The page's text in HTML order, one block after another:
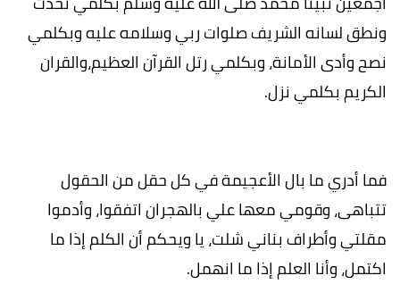
ونطق لسانه الشريف صلوات ربي وسلامه عليه وبكلمي
نصح وأدى الأمانة، وبكلمي رتل القرآن العظيم،والقران
الكريم بكلمي نزل.
فما أدري ما بال الأعجيمة في كل حقل من الحقول
تتباهى، وقومي معها علي بالهجران اتفقوا، وأدموا
مقلتي وأطراف بناني شلت، يا ويحكم أن الكلم إذا ما
اكتمل، وأنا العلم إذا ما انهمل.